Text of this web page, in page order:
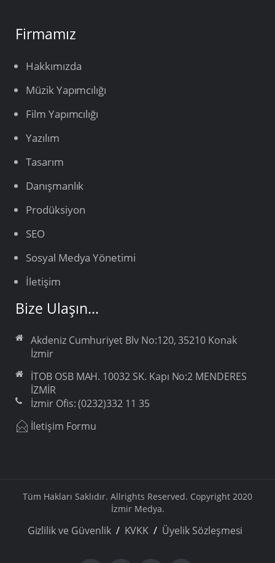
Firmamız
Hakkımızda
Müzik Yapımcılığı
Film Yapımcılığı
Yazılım
Tasarım
Danışmanlık
Prodüksiyon
SEO
Sosyal Medya Yönetimi
İletişim
Bize Ulaşın…
Akdeniz Cumhuriyet Blv No:120, 35210 Konak
İzmir
İTOB OSB MAH. 10032 SK. Kapı No:2 MENDERES
İZMİR
İzmir Ofis: (0232)332 11 35
İletişim Formu
Tüm Hakları Saklıdır. Allrights Reserved. Copyright 2020
İzmir Medya.
Gizlilik ve Güvenlik KVKK Üyelik Sözleşmesi